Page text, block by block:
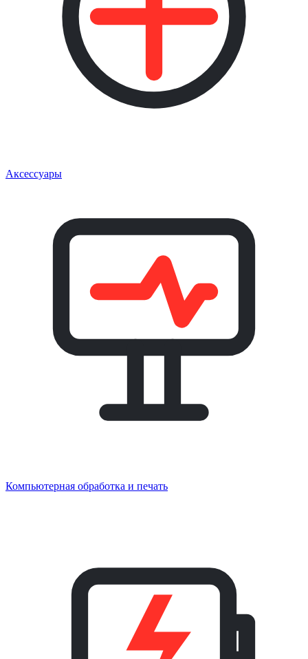
Аксессуары
Компьютерная обработка и печать